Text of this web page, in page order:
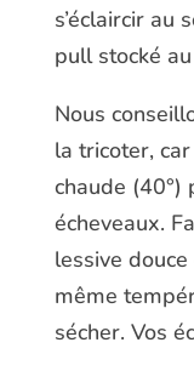
s’éclaircir au
pull stocké
Nous
la tricoter,
chaude (40°)
écheveaux.
lessive
même
sécher. Vos